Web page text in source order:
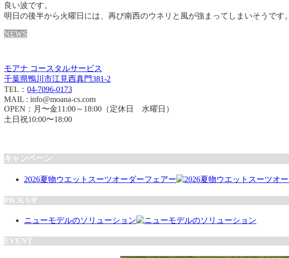
良い波です。
明日の後半から火曜日には、再び南西のウネリと風が強まってしまいそうです。
NEWS
モアナ コースタルサービス
千葉県鴨川市江見西真門381-2
TEL： 04-7096-0173
MAIL : info@moana-cs.com
OPEN：月〜金11:00～18:00（定休日 水曜日）
土日祝10:00〜18:00
キャンペーン
2026夏物ウエットスーツオーダーフェアー
PICK UP
ニューモデルのソリューション
EVENT